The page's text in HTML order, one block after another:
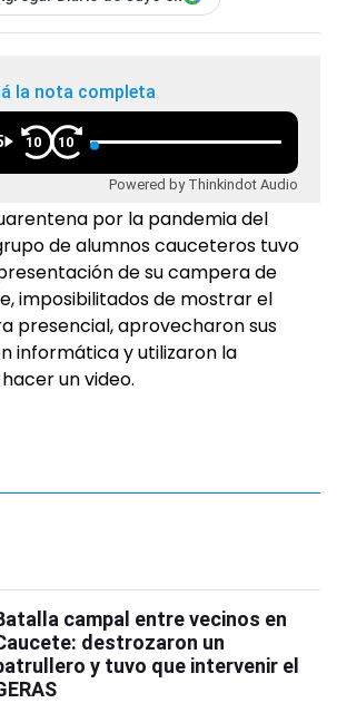
la nota completa
10 10
Powered by Thinkindot Audio
por la pandemia del
de alumnos cauceteros tuvo
de su campera de
imposibilitados de mostrar el
presencial, aprovecharon sus
informática y utilizaron la
un video.
campal entre vecinos en
destrozaron un
y tuvo que intervenir el